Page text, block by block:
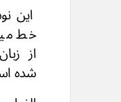
این
خط
از
شده